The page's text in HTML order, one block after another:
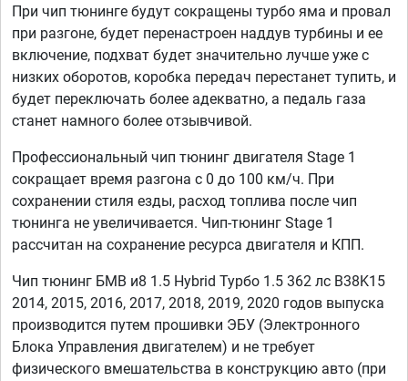
При чип тюнинге будут сокращены турбо яма и провал
при разгоне, будет перенастроен наддув турбины и ее
включение, подхват будет значительно лучше уже с
низких оборотов, коробка передач перестанет тупить, и
будет переключать более адекватно, а педаль газа
станет намного более отзывчивой.
Профессиональный чип тюнинг двигателя Stage 1
сокращает время разгона с 0 до 100 км/ч. При
сохранении стиля езды, расход топлива после чип
тюнинга не увеличивается. Чип-тюнинг Stage 1
рассчитан на сохранение ресурса двигателя и КПП.
Чип тюнинг БМВ и8 1.5 Hybrid Турбо 1.5 362 лс B38K15
2014, 2015, 2016, 2017, 2018, 2019, 2020 годов выпуска
производится путем прошивки ЭБУ (Электронного
Блока Управления двигателем) и не требует
физического вмешательства в конструкцию авто (при